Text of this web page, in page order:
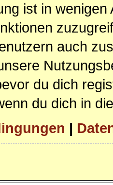
ist in
auch
du dich
du dich in
|